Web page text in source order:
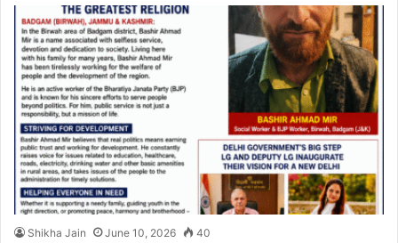
Shikha Jain June 10, 2026 40